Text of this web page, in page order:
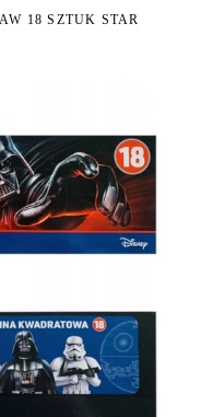
18 SZTUK STAR